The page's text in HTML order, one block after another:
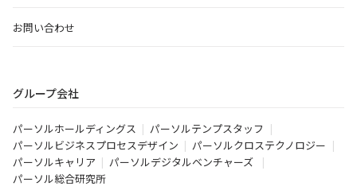
お問い合わせ
グループ会社
パーソルホールディングス
パーソルテンプスタッフ
パーソルビジネスプロセスデザイン
パーソルクロステクノロジー
パーソルキャリア
パーソルデジタルベンチャーズ
パーソル総合研究所